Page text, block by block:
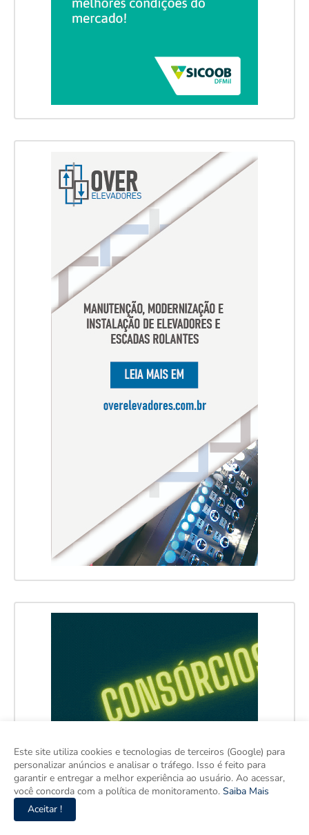
Este site utiliza cookies e tecnologias de terceiros (Google) para
personalizar anúncios e analisar o tráfego. Isso é feito para
garantir e entregar a melhor experiência ao usuário. Ao acessar,
você concorda com a política de monitoramento. Saiba Mais
Aceitar !